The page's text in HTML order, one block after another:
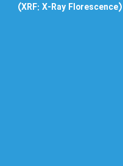
روشهای جدید فلوئورسانس اشعه ایکس (XRF: X-Ray Florescence)